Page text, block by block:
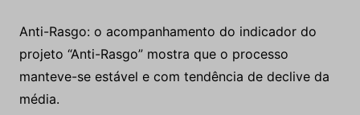
Anti-Rasgo: o acompanhamento do indicador do
projeto “Anti-Rasgo” mostra que o processo
manteve-se estável e com tendência de declive da
média.